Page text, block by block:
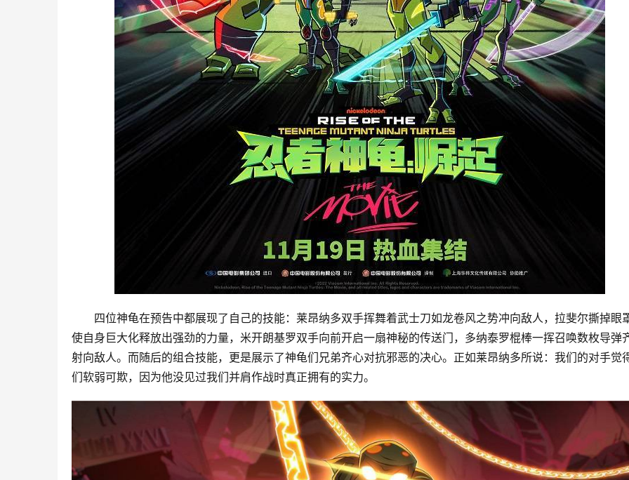
四位神龟在预告中都展现了自己的技能：莱昂纳多双手挥舞着武士刀如龙卷风之势冲向敌人，拉斐尔撕掉眼
使自身巨大化释放出强劲的力量，米开朗基罗双手向前开启一扇神秘的传送门，多纳泰罗棍棒一挥召唤数枚导弹
射向敌人。而随后的组合技能，更是展示了神龟们兄弟齐心对抗邪恶的决心。正如莱昂纳多所说：我们的对手觉
们软弱可欺，因为他没见过我们并肩作战时真正拥有的实力。